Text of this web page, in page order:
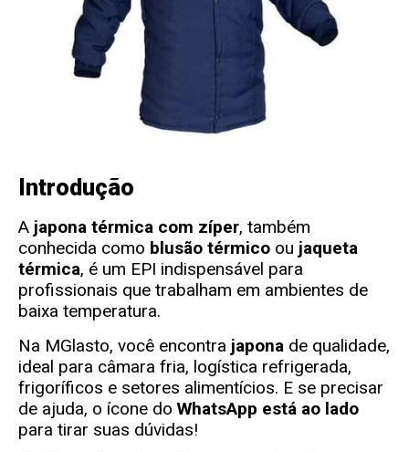
Introdução
A japona térmica com zíper, também
conhecida como blusão térmico ou jaqueta
térmica, é um EPI indispensável para
profissionais que trabalham em ambientes de
baixa temperatura.
Na MGlasto, você encontra japona de qualidade,
ideal para câmara fria, logística refrigerada,
frigoríficos e setores alimentícios. E se precisar
de ajuda, o ícone do WhatsApp está ao lado
para tirar suas dúvidas!